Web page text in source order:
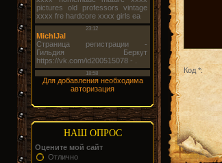
Для добавления необходима
авторизация
НАШ ОПРОС
Оцените мой сайт
Отлично
Код *: